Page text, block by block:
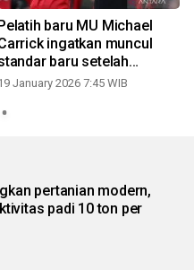
baru MU Michael
ingatkan muncul
baru setelah
lawan Manchester
January 2026 7:45 WIB
pertanian modern,
padi 10 ton per